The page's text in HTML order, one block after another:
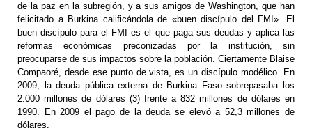
de la paz en la subregión, y a sus amigos de Washington, que han
felicitado a Burkina calificándola de «buen discípulo del FMI». El
buen discípulo para el FMI es el que paga sus deudas y aplica las
reformas económicas preconizadas por la institución, sin
preocuparse de sus impactos sobre la población. Ciertamente Blaise
Compaoré, desde ese punto de vista, es un discípulo modélico. En
2009, la deuda pública externa de Burkina Faso sobrepasaba los
2.000 millones de dólares (3) frente a 832 millones de dólares en
1990. En 2009 el pago de la deuda se elevó a 52,3 millones de
dólares.